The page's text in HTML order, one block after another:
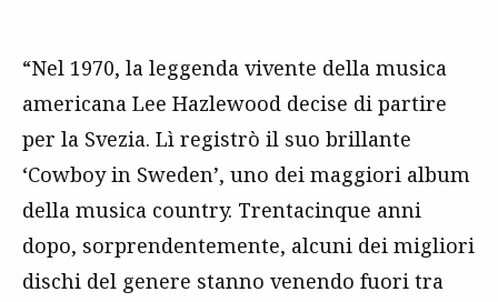
“Nel 1970, la leggenda vivente della musica
americana Lee Hazlewood decise di partire
per la Svezia. Lì registrò il suo brillante
‘Cowboy in Sweden’, uno dei maggiori album
della musica country. Trentacinque anni
dopo, sorprendentemente, alcuni dei migliori
dischi del genere stanno venendo fuori tra